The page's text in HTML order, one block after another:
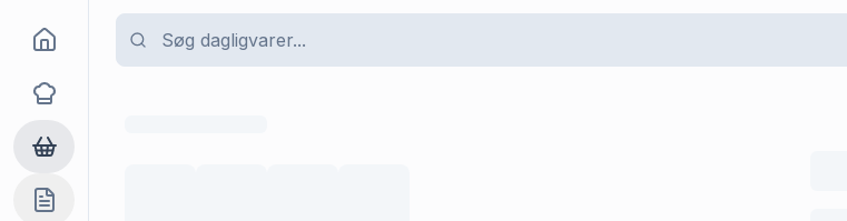
Goma
Opskrifter
Dagligvarer
Indkøbslisten